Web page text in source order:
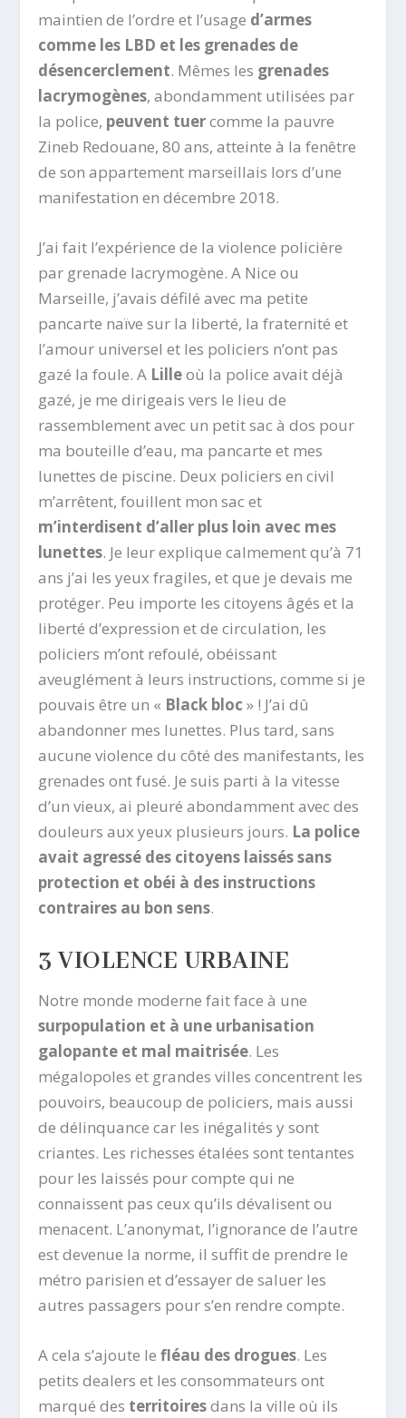
maintien de l’ordre et l’usage d’armes
comme les LBD et les grenades de
désencerclement. Mêmes les grenades
lacrymogènes, abondamment utilisées par
la police, peuvent tuercomme la pauvre
Zineb Redouane, 80 ans, atteinte à la fenêtre
de son appartement marseillais lors d’une
manifestation en décembre 2018.
J’ai fait l’expérience de la violence policière
par grenade lacrymogène. A Nice ou
Marseille, j’avais défilé avec ma petite
pancarte naïve sur la liberté, la fraternité et
l’amour universel et les policiers n’ont pas
gazé la foule. A Lilleoù la police avait déjà
gazé, je me dirigeais vers le lieu de
rassemblement avec un petit sac à dos pour
ma bouteille d’eau, ma pancarte et mes
lunettes de piscine. Deux policiers en civil
m’arrêtent, fouillent mon sac et
m’interdisent d’aller plus loin avec mes
lunettes. Je leur explique calmement qu’à 71
ans j’ai les yeux fragiles, et que je devais me
protéger. Peu importe les citoyens âgés et la
liberté d’expression et de circulation, les
policiers m’ont refoulé, obéissant
aveuglément à leurs instructions, comme si je
pouvais être un « Black bloc » ! J’ai dû
abandonner mes lunettes. Plus tard, sans
aucune violence du côté des manifestants, les
grenades ont fusé. Je suis parti à la vitesse
d’un vieux, ai pleuré abondamment avec des
douleurs aux yeux plusieurs jours. La police
avait agressé des citoyens laissés sans
protection et obéi à des instructions
contraires au bon sens.
3 VIOLENCE URBAINE
Notre monde moderne fait face à une
surpopulation et à une urbanisation
galopante et mal maitrisée. Les
mégalopoles et grandes villes concentrent les
pouvoirs, beaucoup de policiers, mais aussi
de délinquance car les inégalités y sont
criantes. Les richesses étalées sont tentantes
pour les laissés pour compte qui ne
connaissent pas ceux qu’ils dévalisent ou
menacent. L’anonymat, l’ignorance de l’autre
est devenue la norme, il suffit de prendre le
métro parisien et d’essayer de saluer les
autres passagers pour s’en rendre compte.
A cela s’ajoute lefléau des drogues. Les
petits dealers et les consommateurs ont
marqué des territoiresdans la ville où ils